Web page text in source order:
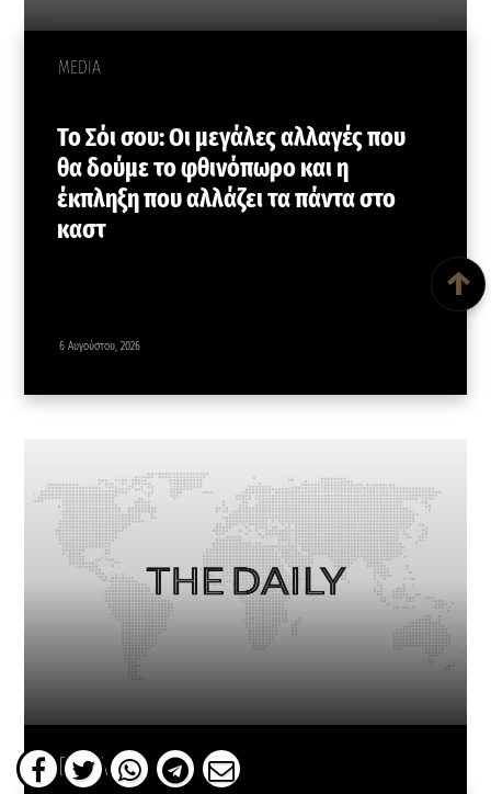
MEDIA
Το Σόι σου: Οι μεγάλες αλλαγές που
θα δούμε το φθινόπωρο και η
έκπληξη που αλλάζει τα πάντα στο
καστ
6 Αυγούστου, 2026
ΕΛΛΑΔΑ
↑